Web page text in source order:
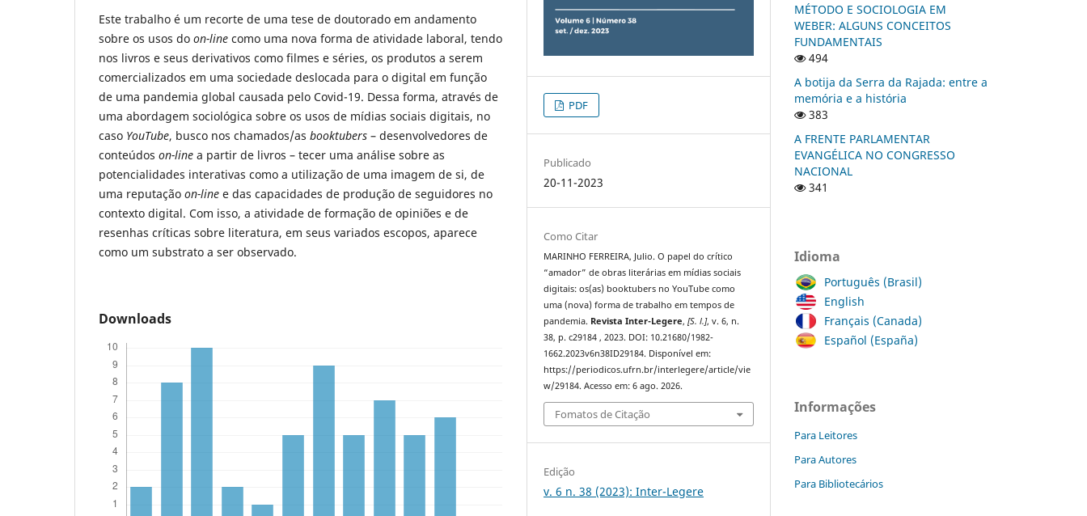
Este trabalho é um recorte de uma tese de doutorado em andamento
sobre os usos do on-line como uma nova forma de atividade laboral, tendo
nos livros e seus derivativos como filmes e séries, os produtos a serem
comercializados em uma sociedade deslocada para o digital em função
de uma pandemia global causada pelo Covid-19. Dessa forma, através de
uma abordagem sociológica sobre os usos de mídias sociais digitais, no
caso YouTube, busco nos chamados/as booktubers – desenvolvedores de
conteúdos on-line a partir de livros – tecer uma análise sobre as
potencialidades interativas como a utilização de uma imagem de si, de
uma reputação on-line e das capacidades de produção de seguidores no
contexto digital. Com isso, a atividade de formação de opiniões e de
resenhas críticas sobre literatura, em seus variados escopos, aparece
como um substrato a ser observado.
Downloads
PDF
Publicado
20-11-2023
Como Citar
MARINHO FERREIRA, Julio. O papel do crítico
“amador” de obras literárias em mídias sociais
digitais: os(as) booktubers no YouTube como
uma (nova) forma de trabalho em tempos de
pandemia. Revista Inter-Legere,[S. l.], v. 6, n.
38, p. c29184 , 2023. DOI: 10.21680/1982-
1662.2023v6n38ID29184. Disponível em:
https://periodicos.ufrn.br/interlegere/article/vie
w/29184. Acesso em: 6 ago. 2026.
Fomatos de Citação
Edição
v. 6 n. 38 (2023): Inter-Legere
MÉTODO E SOCIOLOGIA EM
WEBER: ALGUNS CONCEITOS
FUNDAMENTAIS
494
A botija da Serra da Rajada: entre a
memória e a história
383
A FRENTE PARLAMENTAR
EVANGÉLICA NO CONGRESSO
NACIONAL
341
Idioma
Português (Brasil)
English
Français (Canada)
Español (España)
Informações
Para Leitores
Para Autores
Para Bibliotecários